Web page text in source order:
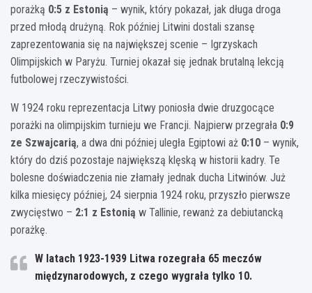
porażką 0:5 z Estonią – wynik, który pokazał, jak długa droga
przed młodą drużyną. Rok później Litwini dostali szansę
zaprezentowania się na największej scenie – Igrzyskach
Olimpijskich w Paryżu. Turniej okazał się jednak brutalną lekcją
futbolowej rzeczywistości.
W 1924 roku reprezentacja Litwy poniosła dwie druzgocące
porażki na olimpijskim turnieju we Francji. Najpierw przegrała 0:9
ze Szwajcarią, a dwa dni później uległa Egiptowi aż 0:10 – wynik,
który do dziś pozostaje największą klęską w historii kadry. Te
bolesne doświadczenia nie złamały jednak ducha Litwinów. Już
kilka miesięcy później, 24 sierpnia 1924 roku, przyszło pierwsze
zwycięstwo – 2:1 z Estonią w Tallinie, rewanż za debiutancką
porażkę.
W latach 1923-1939 Litwa rozegrała 65 meczów
międzynarodowych, z czego wygrała tylko 10.